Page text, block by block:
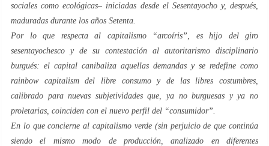
sociales como ecológicas– iniciadas desde el Sesentayochoy, después,
maduradas durante los años Setenta
Por lo que respecta al capitalismo “arcoíris”, es hijo del giro
sesentayochesco y de su contestación al autoritarismo disciplinario
burgués: el capital canibaliza aquellas demandas y se redefine como
rainbow capitalismdel libre consumoy de las libres costumbres
calibrado para nuevas subjetividades que, ya noburguesas y ya no
proletarias , coinciden con el nuevo perfil del “consumidor”.
En lo que concierne al capitalismo verde(sin perjuicio de que continúa
siendo el mismo modo de producción, analizado en diferentes